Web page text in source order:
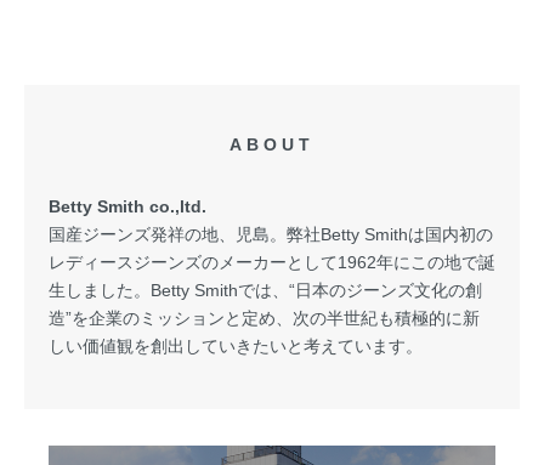
ABOUT
Betty Smith co.,ltd.
国産ジーンズ発祥の地、児島。弊社Betty Smithは国内初の
レディースジーンズのメーカーとして1962年にこの地で誕
生しました。Betty Smithでは、“日本のジーンズ文化の創
造”を企業のミッションと定め、次の半世紀も積極的に新
しい価値観を創出していきたいと考えています。